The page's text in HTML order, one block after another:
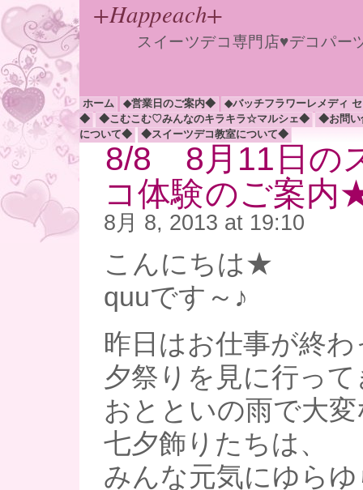
+Happeach+
スイーツデコ専門店♥デコパ
ホーム ◆営業日のご案内◆
◆バッチフラワーレメディ
◆
◆こむこむ♡みんなのキラキラ☆マルシェ◆
◆お問
について◆
◆スイーツデコ教室について◆
8/8 8月11日の
コ体験のご案内
8月 8, 2013 at 19:10
こんにちは★
quuです～♪
昨日はお仕事が終
夕祭りを見に行っ
おとといの雨で大
七夕飾りたちは、
みんな元気にゆら